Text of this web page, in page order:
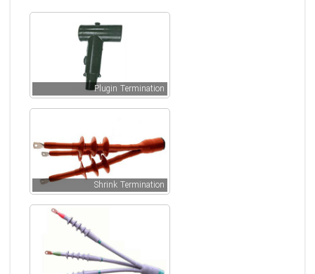
Plugin Termination
Shrink Termination